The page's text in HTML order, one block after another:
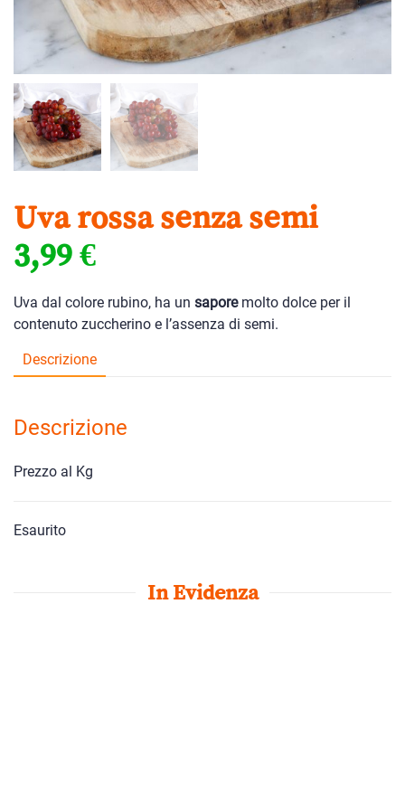
Uva rossa senza semi
3,99 €
Uva dal colore rubino, ha un saporemolto dolce per il
contenuto zuccherino e l’assenza di semi.
Descrizione
Descrizione
Prezzo al Kg
Esaurito
In Evidenza